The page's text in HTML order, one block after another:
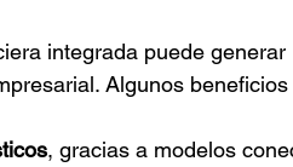
integrada puede generar
Algunos
, gracias a modelos